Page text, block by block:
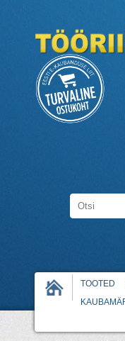
TOOTED